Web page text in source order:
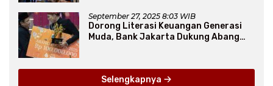
September 27, 2025 8:03 WIB
Dorong Literasi Keuangan Generasi
Muda, Bank Jakarta Dukung Abang
Selengkapnya